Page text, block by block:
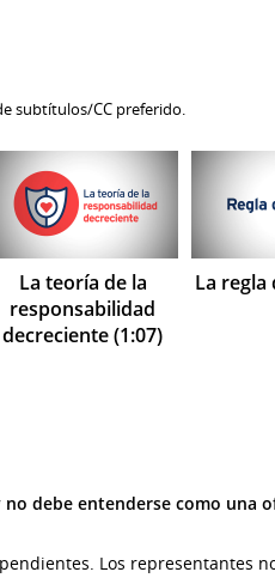
subtítulos/CC preferido.
La teoría de la
responsabilidad
decreciente (1:07)
La regla
debe entenderse como
Los representantes